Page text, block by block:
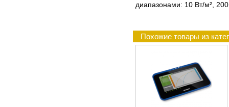
диапазонами: 10 Вт/м²,
Похожие товары из